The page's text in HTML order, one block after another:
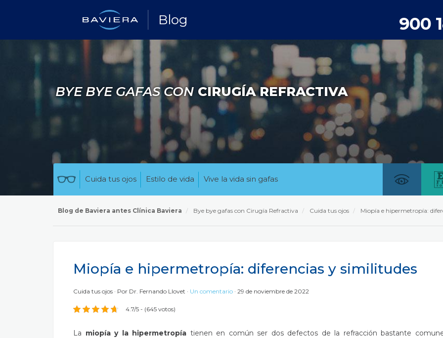
Blog 900
BYE BYE GAFAS CON CIRUGÍA REFRACTIVA
Cuida tus ojos Estilo de vida Vive la vida sin gafas
Blog de Baviera antes Clínica Baviera Bye bye gafas con Cirugía Refractiva Cuida tus ojos Miopía e hipermetropía:
Miopía e hipermetropía: diferencias y similitudes
Cuida tus ojos Por Dr. Fernando Llovet Un comentario 29 de noviembre de 2022
4.7/5 - (645 votos)
La miopía y la hipermetropía tienen en común ser dos defectos de la refracción bastante